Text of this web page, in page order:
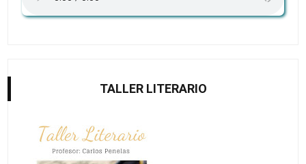
TALLER LITERARIO